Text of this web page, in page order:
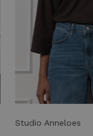
Studio Anneloes